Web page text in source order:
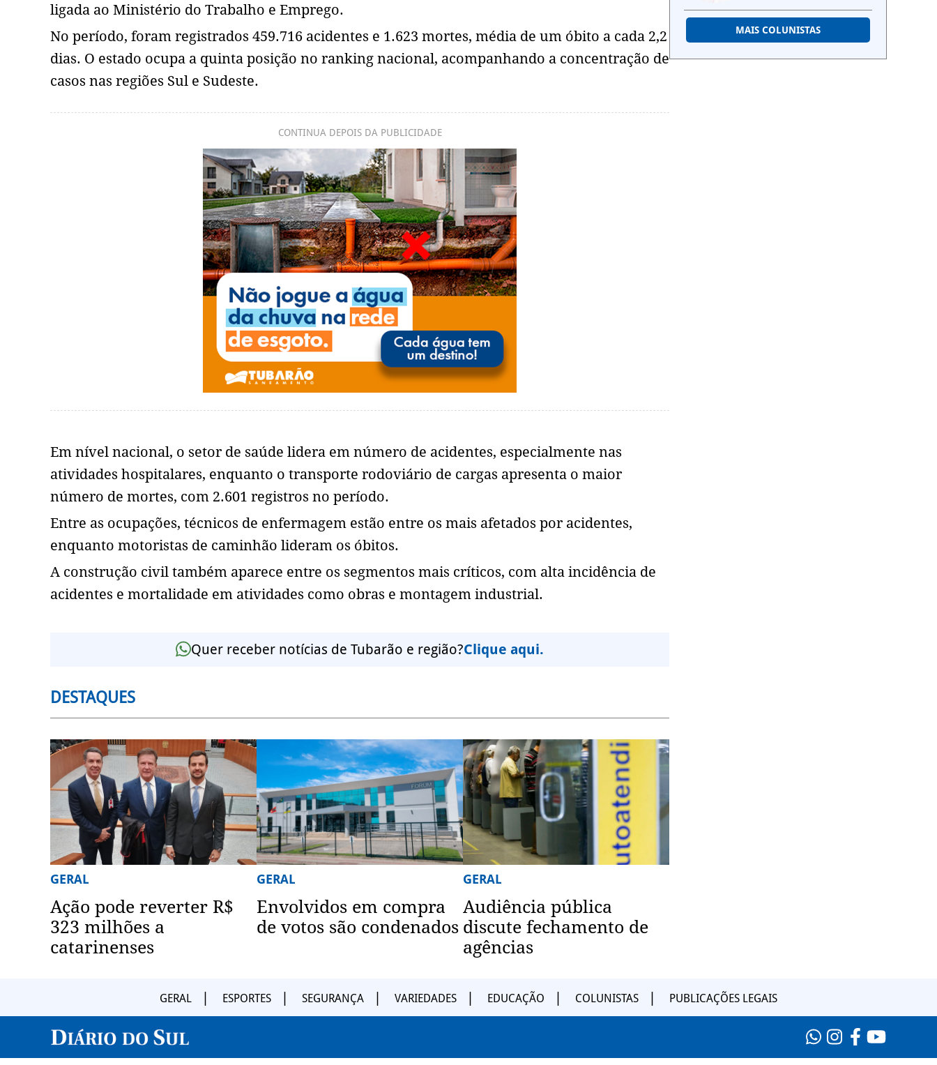
ligada ao Ministério do Trabalho e Emprego.
No período, foram registrados 459.716 acidentes e 1.623 mortes, média de um óbito a cada 2,2
dias. O estado ocupa a quinta posição no ranking nacional, acompanhando a concentração de
casos nas regiões Sul e Sudeste.
CONTINUA DEPOIS DA PUBLICIDADE
Em nível nacional, o setor de saúde lidera em número de acidentes, especialmente nas
atividades hospitalares, enquanto o transporte rodoviário de cargas apresenta o maior
número de mortes, com 2.601 registros no período.
Entre as ocupações, técnicos de enfermagem estão entre os mais afetados por acidentes,
enquanto motoristas de caminhão lideram os óbitos.
A construção civil também aparece entre os segmentos mais críticos, com alta incidência de
acidentes e mortalidade em atividades como obras e montagem industrial.
Quer receber notícias de Tubarão e região?Clique aqui.
DESTAQUES
GERAL
Ação pode reverter R$
323 milhões a
catarinenses
GERAL
Envolvidos em compra
de votos são condenados
GERAL
Audiência pública
discute fechamento de
agências
MAIS COLUNISTAS
GERAL ESPORTES SEGURANÇA VARIEDADES EDUCAÇÃO COLUNISTAS PUBLICAÇÕES LEGAIS